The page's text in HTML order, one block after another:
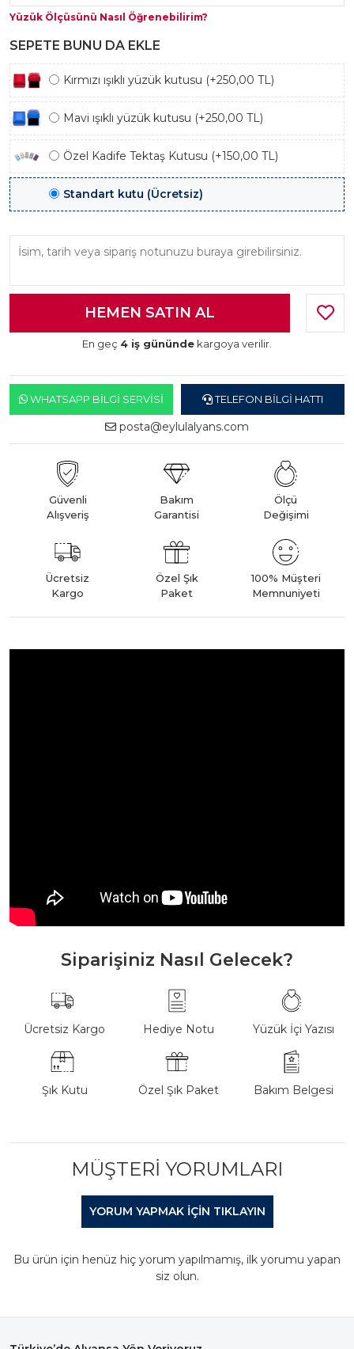
Yüzük Ölçüsünü Nasıl Öğrenebilirim?
SEPETE BUNU DA EKLE
Kırmızı ışıklı yüzük kutusu (+250,00 TL)
Mavi ışıklı yüzük kutusu (+250,00 TL)
Özel Kadife Tektaş Kutusu (+150,00 TL)
Standart kutu (Ücretsiz)
En geç 4 iş gününde kargoya verilir.
WHATSAPP BILGI SERVISI TELEFON BILGI HATTI
posta@eylulalyans.com
Güvenli
Alışveriş
Bakım
Garantisi
Ölçü
Değişimi
Ücretsiz
Kargo
Özel Şık
Paket
100% Müşteri
Memnuniyeti
Siparişiniz Nasıl Gelecek?
Ücretsiz Kargo Hediye Notu Yüzük İçi Yazısı
Şık Kutu Özel Şık Paket Bakım Belgesi
MÜŞTERI YORUMLARI
YORUM YAPMAK IÇIN TIKLAYIN
Bu ürün için henüz hiç yorum yapılmamış, ilk yorumu yapan
siz olun.